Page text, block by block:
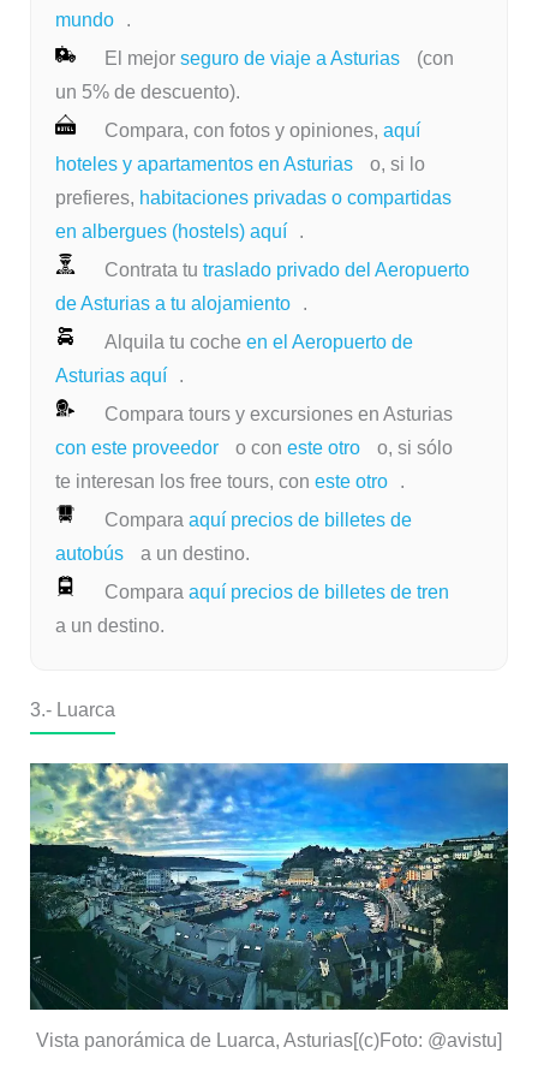
mundo
.
El mejor seguro de viaje a Asturias
(con
un 5% de descuento).
Compara, con fotos y opiniones, aquí
hoteles y apartamentos en Asturias
o, si lo
prefieres, habitaciones privadas o compartidas
en albergues (hostels) aquí
.
Contrata tu traslado privado del Aeropuerto
de Asturias a tu alojamiento
.
Alquila tu coche en el Aeropuerto de
Asturias aquí
.
Compara tours y excursiones en Asturias
con este proveedor
o con este otro
o, si sólo
te interesan los free tours, con este otro
.
Compara aquí precios de billetes de
autobús
a un destino.
Compara aquí precios de billetes de tren
a un destino.
3.- Luarca
Vista panorámica de Luarca, Asturias[(c)Foto: @avistu]